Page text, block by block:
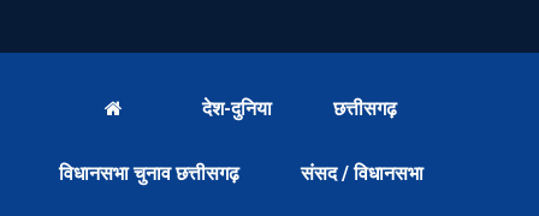
देश-दुनिया छत्तीसगढ़
विधानसभा चुनाव छत्तीसगढ़ संसद / विधानसभा